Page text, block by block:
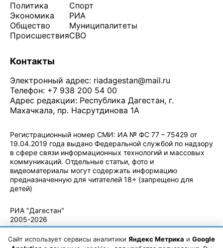
Политика
Экономика
Общество
Происшествия
Спорт
РИА
Муниципалитеты
СВО
Контакты
Электронный адрес: riadagestan@mail.ru
Телефон: +7 938 200 54 00
Адрес редакции: Республика Дагестан, г.
Махачкала, пр. Насрутдинова 1А
Регистрационный номер СМИ: ИА № ФС 77 – 75429 от
19.04.2019 года выдано Федеральной службой по надзору
в сфере связи информационных технологий и массовых
коммуникаций. Отдельные статьи, фото и
видеоматериалы могут содержать информацию
предназначенную для читателей 18+ (запрещено для
детей)
РИА "Дагестан"
2005-2026
© - Правила
использования
материалов.
Сайт использует сервисы аналитики Яндекс Метрика и Google